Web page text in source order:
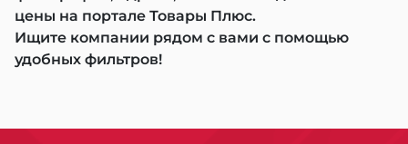
цены на портале Товары Плюс.
Ищите компании рядом с вами с помощью
удобных фильтров!